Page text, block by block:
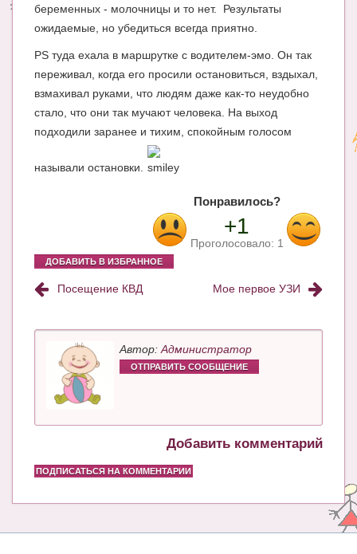
Энциклопедия
Имена. Святцы
Энциклопедия беременных
Мамина энциклопедия
СЕРВИСЫ И ПРИЛОЖЕНИЯ
Сервис. Оценка роста и веса ребенка
Приложения для Android
Полезные ссылки
Опросы
Блог Администратора
О проекте
Сотрудничество. Авторам
беременных - молочницы и то нет. Результаты
ожидаемые, но убедиться всегда приятно.
PS туда ехала в маршрутке с водителем-эмо. Он так
переживал, когда его просили остановиться, вздыхал,
взмахивал руками, что людям даже как-то неудобно
стало, что они так мучают человека. На выход
подходили заранее и тихим, спокойным голосом
называли остановки.
Понравилось?
+1
Проголосовало: 1
ДОБАВИТЬ В ИЗБРАННОЕ
Посещение КВД Мое первое УЗИ
Автор: Администратор
ОТПРАВИТЬ СООБЩЕНИЕ
Добавить комментарий
ПОДПИСАТЬСЯ НА КОММЕНТАРИИ